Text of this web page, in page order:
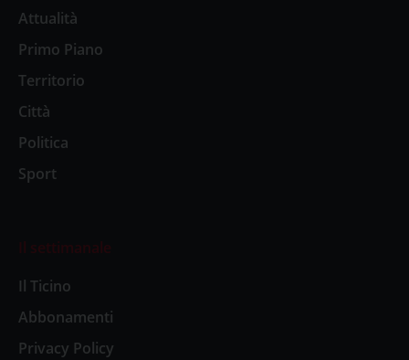
Attualità
Primo Piano
Territorio
Città
Politica
Sport
Il settimanale
Il Ticino
Abbonamenti
Privacy Policy